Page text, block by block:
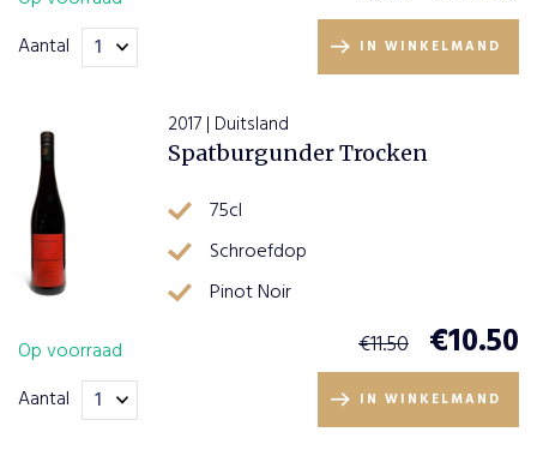
Aantal IN WINKELMAND
2017 | Duitsland
Spatburgunder Trocken
75cl
Schroefdop
Pinot Noir
Op voorraad
€11.50 €10.50
Aantal IN WINKELMAND